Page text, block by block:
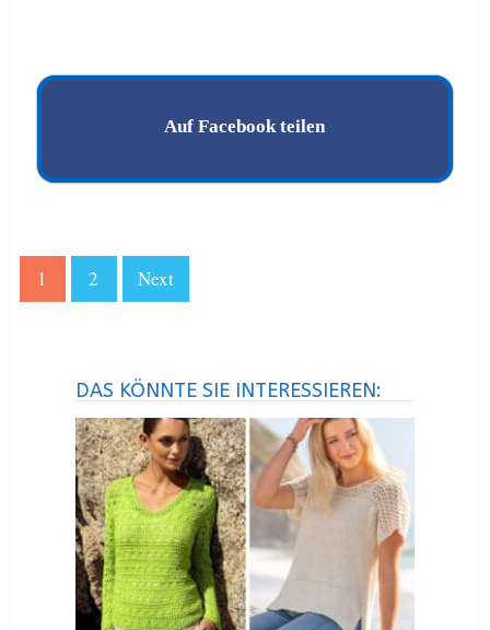
Auf Facebook teilen
1 2 Next
DAS KÖNNTE SIE INTERESSIEREN: